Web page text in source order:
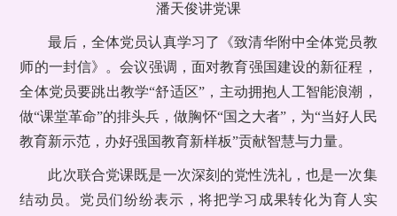
潘天俊讲党课
最后，全体党员认真学习了《致清华附中全体党员教
师的一封信》。会议强调，面对教育强国建设的新征程，
全体党员要跳出教学“舒适区”，主动拥抱人工智能浪潮，
做“课堂革命”的排头兵，做胸怀“国之大者”，为“当好人民
教育新示范，办好强国教育新样板”贡献智慧与力量。
此次联合党课既是一次深刻的党性洗礼，也是一次集
结动员。党员们纷纷表示，将把学习成果转化为育人实